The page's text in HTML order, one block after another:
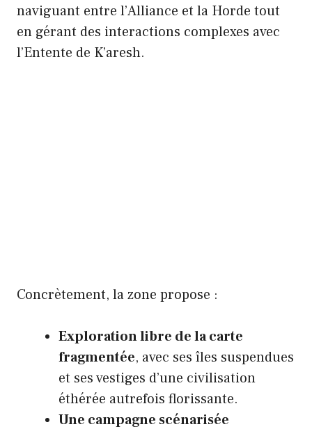
naviguant entre l’Alliance et la Horde tout
en gérant des interactions complexes avec
l’Entente de K’aresh.
Concrètement, la zone propose :
Exploration libre de la carte
fragmentée, avec ses îles suspendues
et ses vestiges d’une civilisation
éthérée autrefois florissante.
Une campagne scénarisée